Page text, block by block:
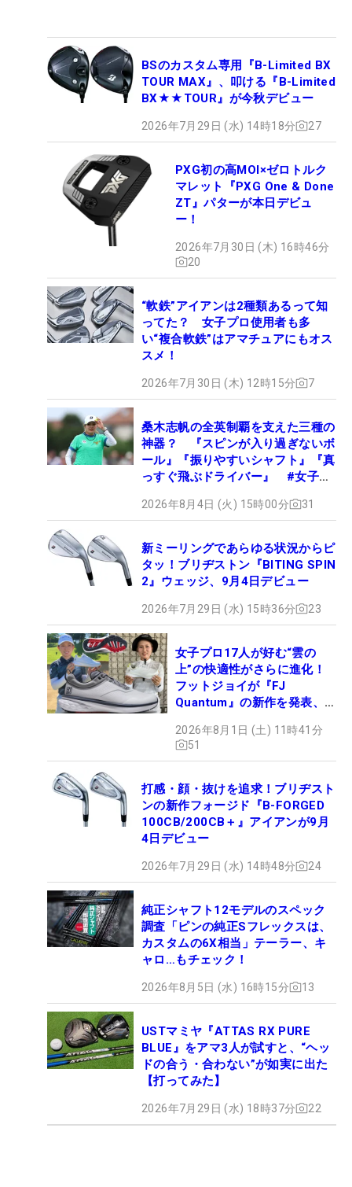
BSのカスタム専用『B-Limited BX
TOUR MAX』、叩ける『B-Limited
BX★★TOUR』が今秋デビュー
2026年7月29日 (水) 14時18分 27
PXG初の高MOI×ゼロトルク
マレット『PXG One & Done
ZT』パターが本日デビュ
ー！
2026年7月30日 (木) 16時46分
20
“軟鉄”アイアンは2種類あるって知
ってた？ 女子プロ使用者も多
い“複合軟鉄”はアマチュアにもオス
スメ！
2026年7月30日 (木) 12時15分 7
桑木志帆の全英制覇を支えた三種の
神器？ 『スピンが入り過ぎないボ
ール』『振りやすいシャフト』『真
っすぐ飛ぶドライバー』 #女子プ
2026年8月4日 (火) 15時00分 31
新ミーリングであらゆる状況からピ
タッ！ブリヂストン『BITING SPIN
2』ウェッジ、9月4日デビュー
2026年7月29日 (水) 15時36分 23
女子プロ17人が好む“雲の
上”の快適性がさらに進化！
フットジョイが『FJ
Quantum』の新作を発表、8
2026年8月1日 (土) 11時41分
51
打感・顔・抜けを追求！ブリヂスト
ンの新作フォージド『B-FORGED
100CB/200CB＋』アイアンが9月
4日デビュー
2026年7月29日 (水) 14時48分 24
純正シャフト12モデルのスペック
調査「ピンの純正Sフレックスは、
カスタムの6X相当」テーラー、キ
ャロ…もチェック！
2026年8月5日 (水) 16時15分 13
USTマミヤ『ATTAS RX PURE
BLUE』をアマ3人が試すと、“ヘッ
ドの合う・合わない”が如実に出た
【打ってみた】
2026年7月29日 (水) 18時37分 22